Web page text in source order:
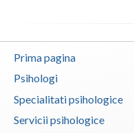
Valcea
Vaslui
Prima pagina
Psihologi
Specialitati psihologice
Servicii psihologice